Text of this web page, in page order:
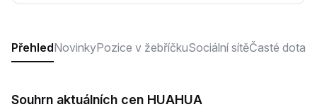
PřehledNovinkyPozice v žebříčkuSociální sítěČasté
Souhrn aktuálních cen HUAHUA